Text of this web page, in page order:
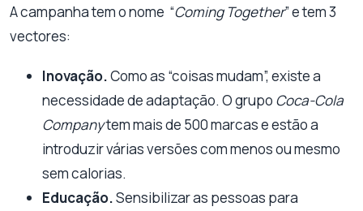
A campanha tem o nome “Coming Together” e tem 3
vectores:
Inovação.Como as “coisas mudam”, existe a
necessidade de adaptação. O grupo Coca-Cola
Companytem mais de 500 marcas e estão a
introduzir várias versões com menos ou mesmo
sem calorias.
Educação.Sensibilizar as pessoas para